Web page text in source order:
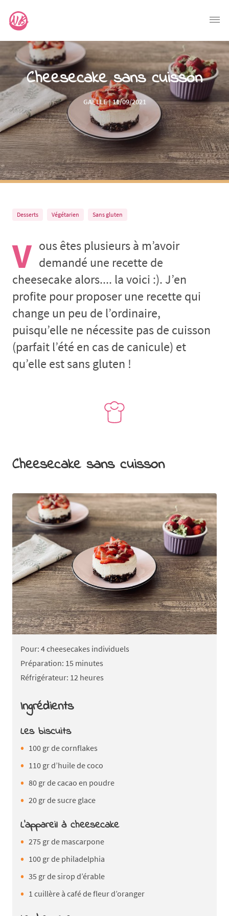
Cheesecake sans cuisson
GAËLLE | 11/09/2021
Desserts Végétarien Sans gluten
V ous êtes plusieurs à m’avoir
demandé une recette de
cheesecake alors.... la voici :). J’en
profite pour proposer une recette qui
change un peu de l’ordinaire,
puisqu’elle ne nécessite pas de cuisson
(parfait l’été en cas de canicule) et
qu’elle est sans gluten !
Cheesecake sans cuisson
Pour: 4 cheesecakes individuels
Préparation: 15 minutes
Réfrigérateur: 12 heures
Ingrédients
Les biscuits
100 gr de cornflakes
110 gr d’huile de coco
80 gr de cacao en poudre
20 gr de sucre glace
L'appareil à cheesecake
275 gr de mascarpone
100 gr de philadelphia
35 gr de sirop d’érable
1 cuillère à café de fleur d’oranger